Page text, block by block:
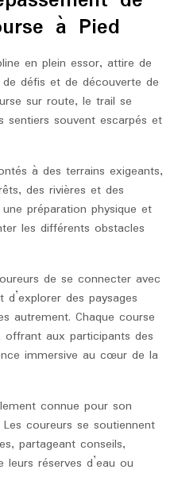
à Pied
en plein essor, attire de
défis et de découverte de
sur route, le trail se
sentiers souvent escarpés et
à des terrains exigeants,
des rivières et des
préparation physique et
les différents obstacles
de se connecter avec
des paysages
autrement. Chaque course
aux participants des
immersive au cœur de la
connue pour son
coureurs se soutiennent
partageant conseils,
réserves d’eau ou